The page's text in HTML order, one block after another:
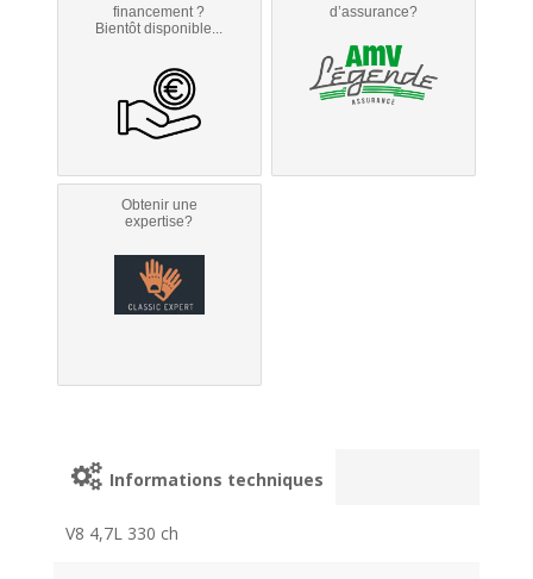
financement ?
Bientôt disponible...
d’assurance?
Obtenir une
expertise?
Informations techniques
V8 4,7L 330 ch